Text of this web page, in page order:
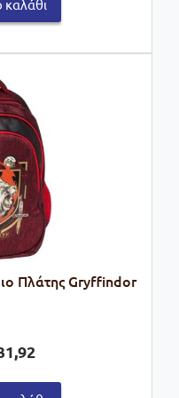
Πλάτης Gryffindor
τρέχουσα
τιμή